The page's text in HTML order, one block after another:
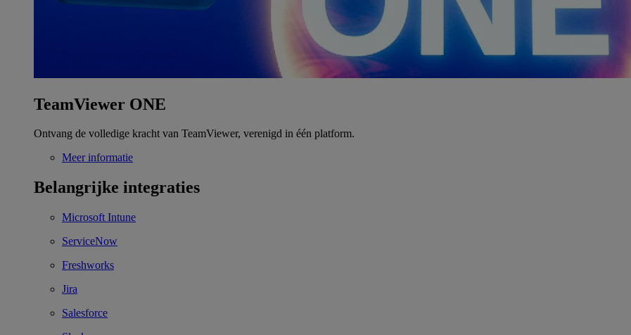
TeamViewer ONE
Ontvang de volledige kracht van TeamViewer, verenigd in één platform.
Meer informatie
Belangrijke integraties
Microsoft Intune
ServiceNow
Freshworks
Jira
Salesforce